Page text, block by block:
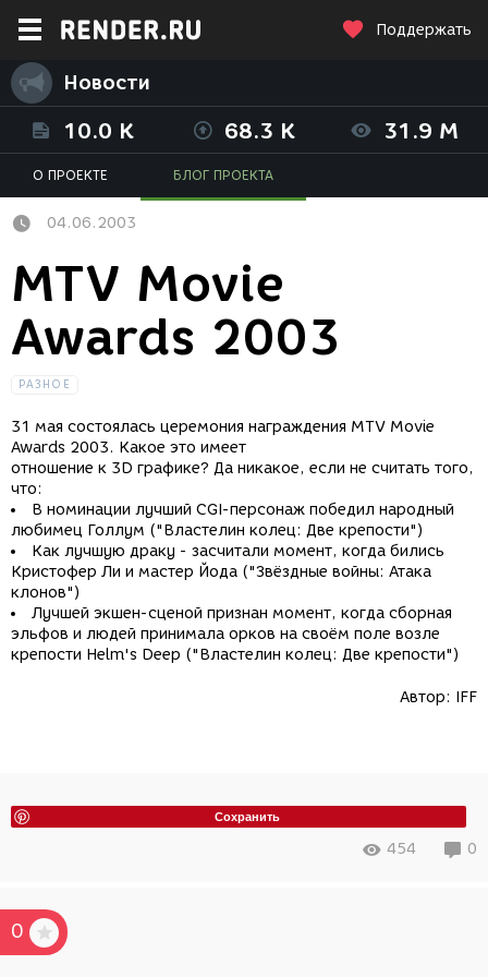
Поддержать
Новости
10.0 K 68.3 K 31.9 M
О ПРОЕКТЕ БЛОГ ПРОЕКТА
04.06.2003
MTV Movie
Awards 2003
РАЗНОЕ
31 мая состоялась церемония награждения MTV Movie
Awards 2003. Какое это имеет
отношение к 3D графике? Да никакое, если не считать того,
что:
В номинации лучший CGI-персонаж победил народный
любимец Голлум ("Властелин колец: Две крепости")
Как лучшую драку - засчитали момент, когда бились
Кристофер Ли и мастер Йода ("Звёздные войны: Атака
клонов")
Лучшей экшен-сценой признан момент, когда сборная
эльфов и людей принимала орков на своём поле возле
крепости Helm's Deep ("Властелин колец: Две крепости")
Автор: IFF
Сохранить
454 0
0